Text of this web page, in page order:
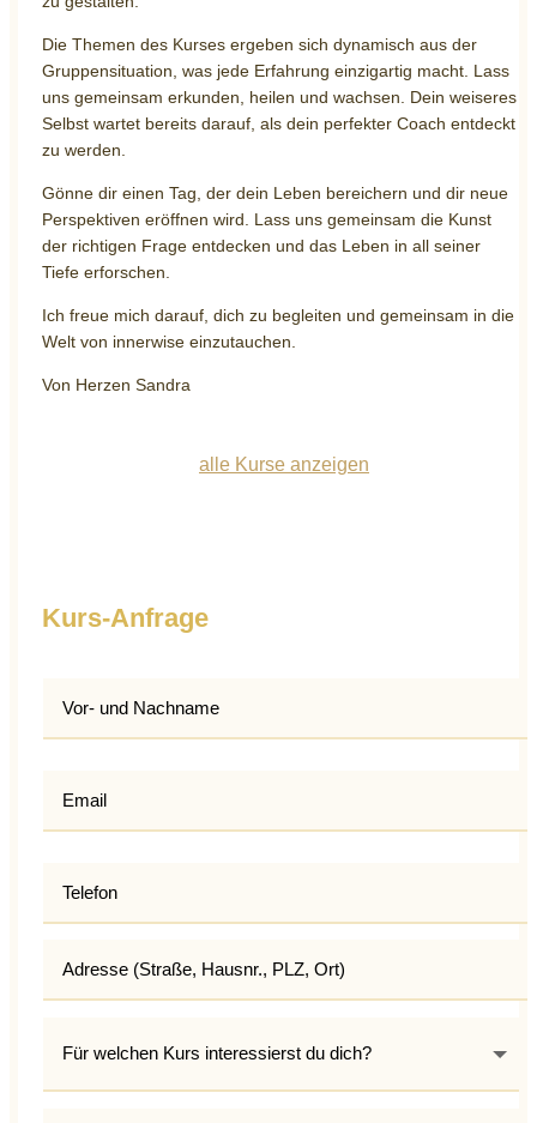
Die Themen des Kurses ergeben sich dynamisch aus der
Gruppensituation, was jede Erfahrung einzigartig macht. Lass
uns gemeinsam erkunden, heilen und wachsen. Dein weiseres
Selbst wartet bereits darauf, als dein perfekter Coach entdeckt
zu werden.
Gönne dir einen Tag, der dein Leben bereichern und dir neue
Perspektiven eröffnen wird. Lass uns gemeinsam die Kunst
der richtigen Frage entdecken und das Leben in all seiner
Tiefe erforschen.
Ich freue mich darauf, dich zu begleiten und gemeinsam in die
Welt von innerwise einzutauchen.
Von Herzen Sandra
alle Kurse anzeigen
Kurs-Anfrage